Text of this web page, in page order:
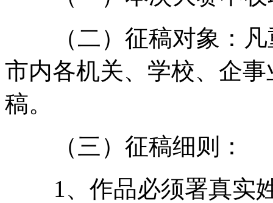
（二）征稿对象：凡
市内各机关、学校、企
稿。
（三）征稿细则：
1、作品必须署真实姓